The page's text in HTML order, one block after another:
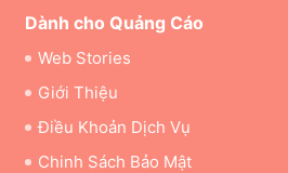
Dành cho Quảng Cáo
Web Stories
Giới Thiệu
Điều Khoản Dịch Vụ
Chinh Sách Bảo Mật